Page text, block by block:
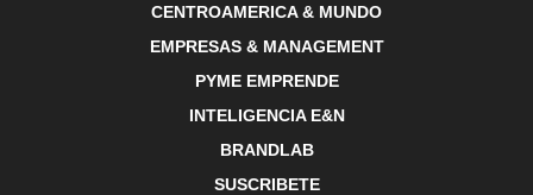
CENTROAMERICA & MUNDO
EMPRESAS & MANAGEMENT
PYME EMPRENDE
INTELIGENCIA E&N
BRANDLAB
SUSCRIBETE